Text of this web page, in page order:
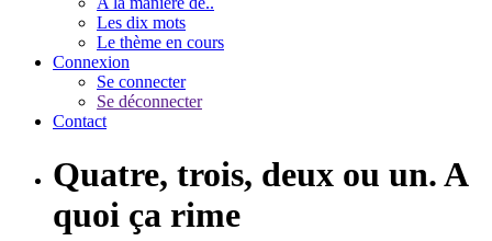
Les dix mots
Le thème en cours
Connexion
Se connecter
Se déconnecter
Contact
Quatre, trois, deux ou un. A
quoi ça rime